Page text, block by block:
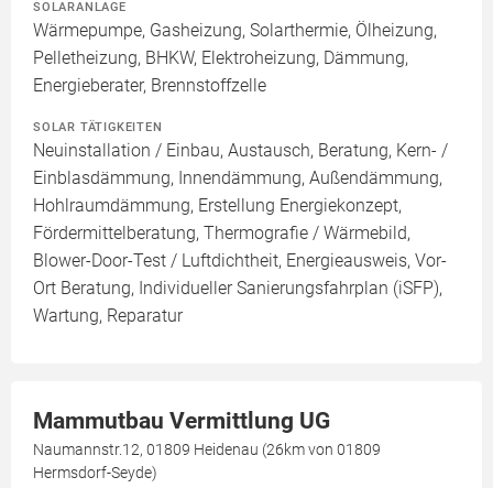
SOLARANLAGE
Wärmepumpe, Gasheizung, Solarthermie, Ölheizung,
Pelletheizung, BHKW, Elektroheizung, Dämmung,
Energieberater, Brennstoffzelle
SOLAR TÄTIGKEITEN
Neuinstallation / Einbau, Austausch, Beratung, Kern- /
Einblasdämmung, Innendämmung, Außendämmung,
Hohlraumdämmung, Erstellung Energiekonzept,
Fördermittelberatung, Thermografie / Wärmebild,
Blower-Door-Test / Luftdichtheit, Energieausweis, Vor-
Ort Beratung, Individueller Sanierungsfahrplan (iSFP),
Wartung, Reparatur
Mammutbau Vermittlung UG
Naumannstr.12, 01809 Heidenau (26km von 01809
Hermsdorf-Seyde)